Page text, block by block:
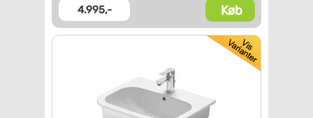
4.995,- Køb